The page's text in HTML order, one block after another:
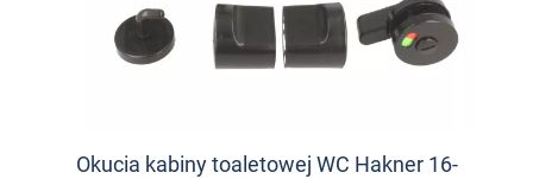
Okucia kabiny toaletowej WC Hakner 16-